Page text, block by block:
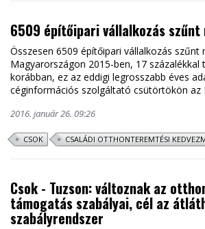
6509 építőipari vállalkozás szűnt
Összesen 6509 építőipari vállalkozás szűnt
Magyarországon 2015-ben, 17 százalékkal
korábban, ez az eddigi legrosszabb éves
céginformációs szolgáltató csütörtökön az
2016. január 26. 09:26
CSOK CSALÁDI OTTHONTEREMTÉSI
Csok - Tuzson: változnak az
támogatás szabályai, cél az
szabályrendszer